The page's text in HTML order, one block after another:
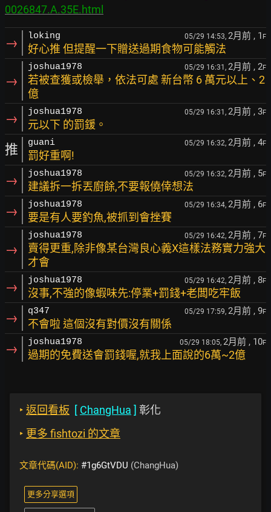
0026847.A.35E.html
→ loking 05/29 14:53, 2月前 , 1 F
好心推 但提醒一下贈送過期食物可能觸法
→
joshua1978 05/29 16:31, 2月前 , 2F
若被查獲或檢舉，依法可處 新台幣 6 萬元以上、2
億
→ joshua1978 05/29 16:31, 2月前 , 3F
元以下 的罰鍰。
推 guani 05/29 16:32, 2月前 , 4F
罰好重啊!
→ joshua1978 05/29 16:32, 2月前 , 5F
建議拆一拆丟廚餘,不要報僥倖想法
→ joshua1978 05/29 16:34, 2月前 , 6F
要是有人要釣魚,被抓到會挫賽
→
joshua1978 05/29 16:42, 2月前 , 7F
賣得更重,除非像某台灣良心義X這樣法務實力強大
才會
→ joshua1978 05/29 16:42, 2月前 , 8F
沒事,不強的像蝦味先:停業+罰錢+老闆吃牢飯
→ q347 05/29 17:59, 2月前 , 9F
不會啦 這個沒有對價沒有關係
→ joshua1978 05/29 18:05, 2月前 , 10F
過期的免費送會罰錢喔,就我上面說的6萬~2億
‣ 返回看板 [ ChangHua ] 彰化
‣ 更多 fishtozi 的文章
文章代碼(AID): #1g6GtVDU (ChangHua)
更多分享選項